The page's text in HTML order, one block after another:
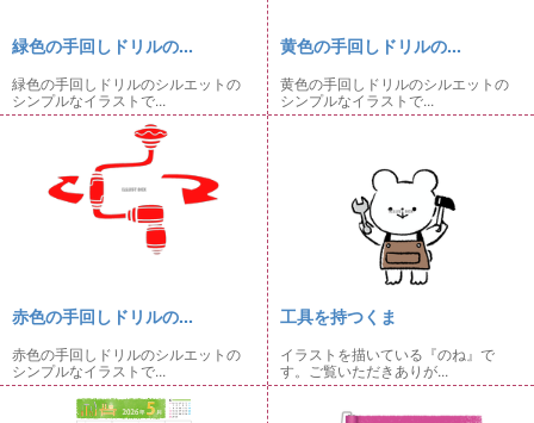
緑色の手回しドリルの...
緑色の手回しドリルのシルエットの
シンプルなイラストで...
黄色の手回しドリルの...
黄色の手回しドリルのシルエットの
シンプルなイラストで...
赤色の手回しドリルの...
赤色の手回しドリルのシルエットの
シンプルなイラストで...
工具を持つくま
イラストを描いている『のね』で
す。ご覧いただきありが...